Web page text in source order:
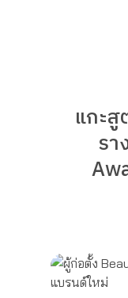
แกะ
รา